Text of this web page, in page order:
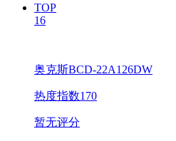
TOP
16
奥克斯BCD-22A126DW
热度指数170
暂无评分